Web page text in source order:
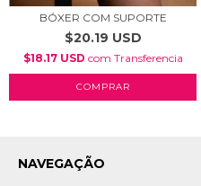
BÓXER COM SUPORTE
$20.19 USD
$18.17 USD com Transferencia
COMPRAR
NAVEGAÇÃO